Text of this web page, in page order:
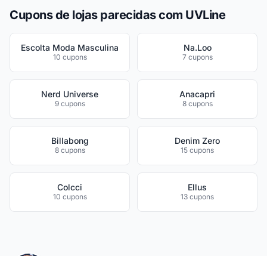
Cupons de lojas parecidas com UVLine
Escolta Moda Masculina
10 cupons
Na.Loo
7 cupons
Nerd Universe
9 cupons
Anacapri
8 cupons
Billabong
8 cupons
Denim Zero
15 cupons
Colcci
10 cupons
Ellus
13 cupons